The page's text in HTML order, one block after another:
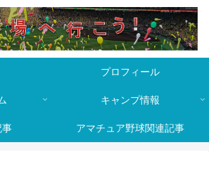
プロフィール
キャンプ情報
事 アマチュア野球関連記事